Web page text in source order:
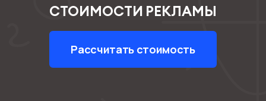
СТОИМОСТИ РЕКЛАМЫ
Рассчитать стоимость